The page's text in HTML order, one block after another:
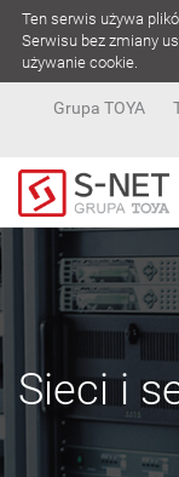
Grupa TOYA
Sieci i
Ten serwis używa
Serwisu bez zmiany
używanie cookie.